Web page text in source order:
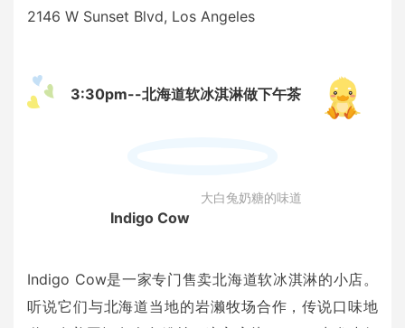
2146 W Sunset Blvd, Los Angeles
3:30pm--北海道软冰淇淋做下午茶
Indigo Cow
大白兔奶糖的味道
Indigo Cow是一家专门售卖北海道软冰淇淋的小店。
听说它们与北海道当地的岩濑牧场合作，传说口味地